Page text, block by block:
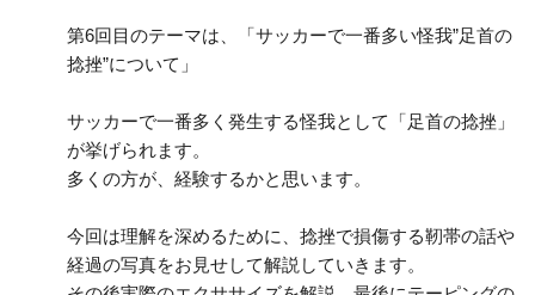
第6回目のテーマは、「サッカーで一番多い怪我”足首の
捻挫”について」
サッカーで一番多く発生する怪我として「足首の捻挫」
が挙げられます。
多くの方が、経験するかと思います。
今回は理解を深めるために、捻挫で損傷する靭帯の話や
経過の写真をお見せして解説していきます。